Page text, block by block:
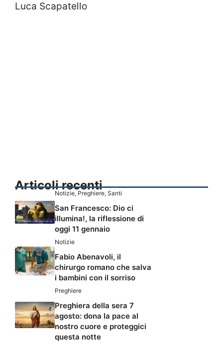
Luca Scapatello
Articoli recenti
Notizie, Preghiere, Santi
San Francesco: Dio ci
illumina!, la riflessione di
oggi 11 gennaio
Notizie
Fabio Abenavoli, il
chirurgo romano che salva
i bambini con il sorriso
Preghiere
Preghiera della sera 7
agosto: dona la pace al
nostro cuore e proteggici
questa notte